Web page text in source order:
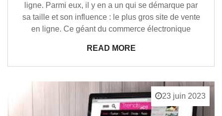
ligne. Parmi eux, il y en a un qui se démarque par
sa taille et son influence : le plus gros site de vente
en ligne. Ce géant du commerce électronique
READ MORE
23 juin 2023